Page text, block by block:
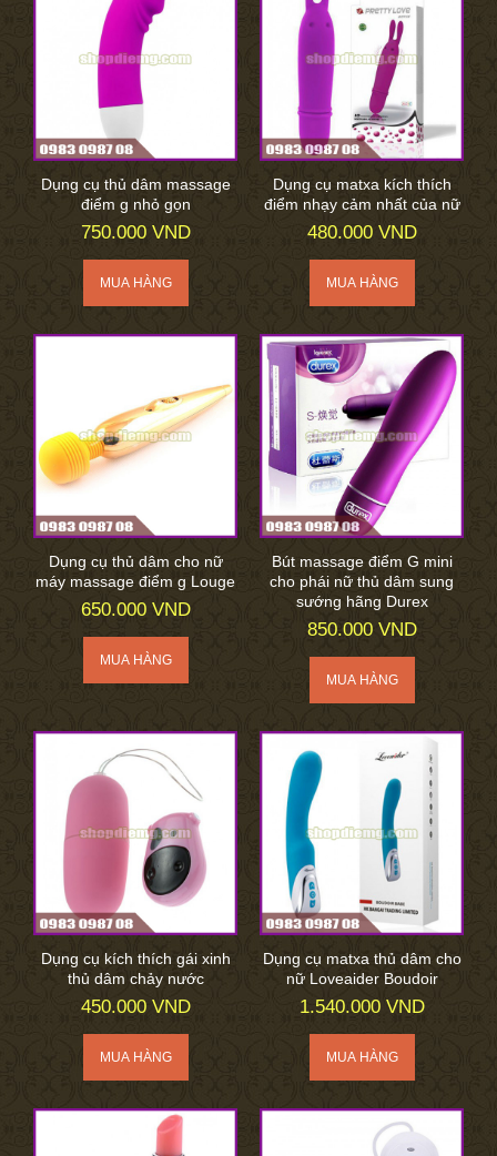
Dụng cụ thủ dâm massage
điểm g nhỏ gọn
750.000 VND
Dụng cụ matxa kích thích
điểm nhạy cảm nhất của nữ
480.000 VND
Dụng cụ thủ dâm cho nữ
máy massage điểm g Louge
650.000 VND
Bút massage điểm G mini
cho phái nữ thủ dâm sung
sướng hãng Durex
850.000 VND
Dụng cụ kích thích gái xinh
thủ dâm chảy nước
450.000 VND
Dụng cụ matxa thủ dâm cho
nữ Loveaider Boudoir
1.540.000 VND